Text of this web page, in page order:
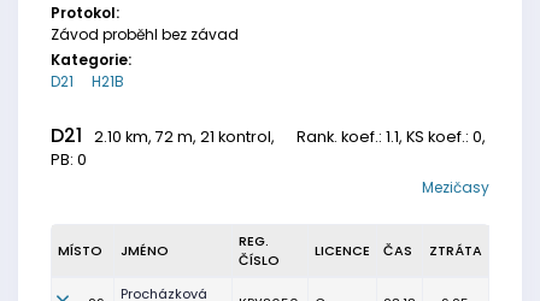
Protokol:
Závod proběhl bez závad
Kategorie:
D21
H21B
D21 2.10 km, 72 m, 21 kontrol, Rank. koef.: 1.1, KS koef.: 0,
PB: 0
Mezičasy
MÍSTO JMÉNO
REG.
ČÍSLO
LICENCE ČAS ZTRÁTA
Procházková